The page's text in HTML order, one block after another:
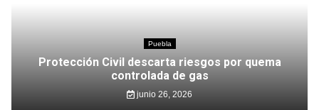
Puebla
Protección Civil descarta riesgos por quema
controlada de gas
junio 26, 2026